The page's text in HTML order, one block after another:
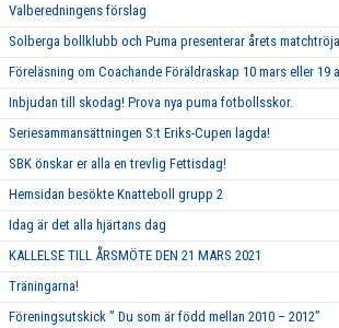
Valberedningens förslag
Solberga bollklubb och Puma presenterar årets matchtröja
Föreläsning om Coachande Föräldraskap 10 mars eller 19
Inbjudan till skodag! Prova nya puma fotbollsskor.
Seriesammansättningen S:t Eriks-Cupen lagda!
SBK önskar er alla en trevlig Fettisdag!
Hemsidan besökte Knatteboll grupp 2
Idag är det alla hjärtans dag
KALLELSE TILL ÅRSMÖTE DEN 21 MARS 2021
Träningarna!
Föreningsutskick ” Du som är född mellan 2010 – 2012”